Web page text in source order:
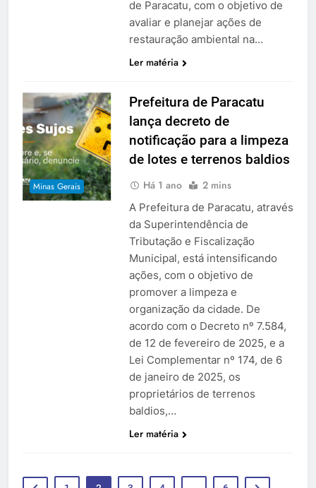
de Paracatu, com o objetivo de
avaliar e planejar ações de
restauração ambiental na…
Ler matéria
Minas Gerais
Prefeitura de Paracatu
lança decreto de
notificação para a limpeza
de lotes e terrenos baldios
Há 1 ano 2 mins
A Prefeitura de Paracatu, através
da Superintendência de
Tributação e Fiscalização
Municipal, está intensificando
ações, com o objetivo de
promover a limpeza e
organização da cidade. De
acordo com o Decreto nº 7.584,
de 12 de fevereiro de 2025, e a
Lei Complementar nº 174, de 6
de janeiro de 2025, os
proprietários de terrenos
baldios,…
Ler matéria